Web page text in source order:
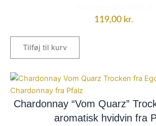
119,00 kr.
Tilføj til kurv
Chardonnay “Vom Quarz”
aromatisk hvidvin fra